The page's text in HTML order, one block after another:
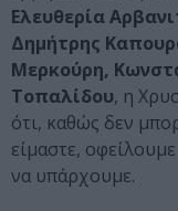
Ελευθερία
Δημήτρης
Μερκούρη,
Τοπαλίδου, η
ότι, καθώς δεν
είμαστε,
να υπάρχουμε.